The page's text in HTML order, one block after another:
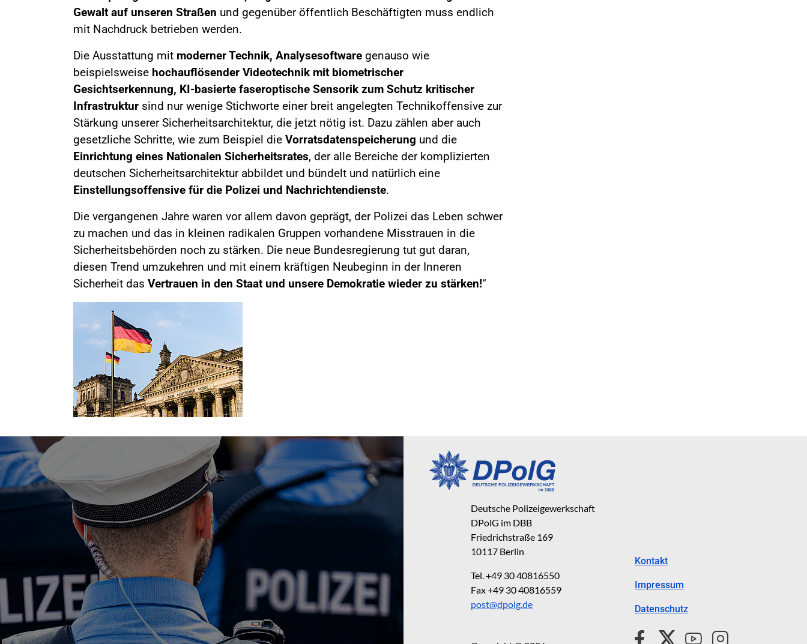
Gewalt auf unseren Straßen und gegenüber öffentlich Beschäftigten muss endlich
mit Nachdruck betrieben werden.
Die Ausstattung mit moderner Technik, Analysesoftware genauso wie
beispielsweise hochauflösender Videotechnik mit biometrischer
Gesichtserkennung, KI-basierte faseroptische Sensorik zum Schutz kritischer
Infrastruktur sind nur wenige Stichworte einer breit angelegten Technikoffensive zur
Stärkung unserer Sicherheitsarchitektur, die jetzt nötig ist. Dazu zählen aber auch
gesetzliche Schritte, wie zum Beispiel die Vorratsdatenspeicherung und die
Einrichtung eines Nationalen Sicherheitsrates, der alle Bereiche der komplizierten
deutschen Sicherheitsarchitektur abbildet und bündelt und natürlich eine
Einstellungsoffensive für die Polizei und Nachrichtendienste.
Die vergangenen Jahre waren vor allem davon geprägt, der Polizei das Leben schwer
zu machen und das in kleinen radikalen Gruppen vorhandene Misstrauen in die
Sicherheitsbehörden noch zu stärken. Die neue Bundesregierung tut gut daran,
diesen Trend umzukehren und mit einem kräftigen Neubeginn in der Inneren
Sicherheit das Vertrauen in den Staat und unsere Demokratie wieder zu stärken!“
Deutsche Polizeigewerkschaft
DPolG im DBB
Friedrichstraße 169
10117 Berlin
Tel. +49 30 40816550
Fax +49 30 40816559
post@dpolg.de
Kontakt
Impressum
Datenschutz